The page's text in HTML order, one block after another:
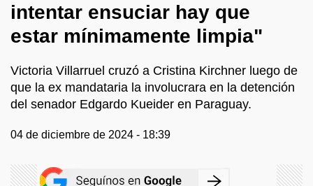
intentar ensuciar hay que
estar mínimamente limpia"
Victoria Villarruel cruzó a Cristina Kirchner luego de
que la ex mandataria la involucrara en la detención
del senador Edgardo Kueider en Paraguay.
04 de diciembre de 2024 - 18:39